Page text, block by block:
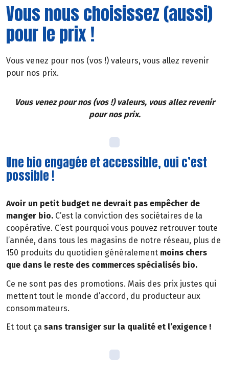
Vous nous choisissez (aussi)
pour le prix !
Vous venez pour nos (vos !) valeurs, vous allez revenir
pour nos prix.
Vous venez pour nos (vos !) valeurs, vous allez revenir
pour nos prix.
Une bio engagée et accessible, oui c’est
possible !
Avoir un petit budget ne devrait pas empêcher de
manger bio. C’est la conviction des sociétaires de la
coopérative. C’est pourquoi vous pouvez retrouver toute
l’année, dans tous les magasins de notre réseau, plus de
150 produits du quotidien généralement moins chers
que dans le reste des commerces spécialisés bio.
Ce ne sont pas des promotions. Mais des prix justes qui
mettent tout le monde d’accord, du producteur aux
consommateurs.
Et tout ça sans transiger sur la qualité et l’exigence !